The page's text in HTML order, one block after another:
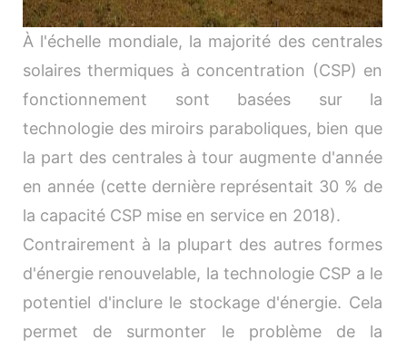
À l'échelle mondiale, la majorité des centrales
solaires thermiques à concentration (CSP) en
fonctionnement sont basées sur la
technologie des miroirs paraboliques, bien que
la part des centrales à tour augmente d'année
en année (cette dernière représentait 30 % de
la capacité CSP mise en service en 2018).
Contrairement à la plupart des autres formes
d'énergie renouvelable, la technologie CSP a le
potentiel d'inclure le stockage d'énergie. Cela
permet de surmonter le problème de la